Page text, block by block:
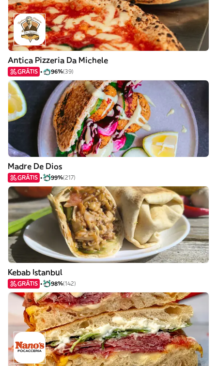
Antica Pizzeria Da Michele
GRÁTIS 96%(39)
Madre De Dios
GRÁTIS 99%(217)
Kebab Istanbul
GRÁTIS 98%(142)